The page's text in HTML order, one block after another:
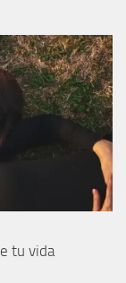
tu vida